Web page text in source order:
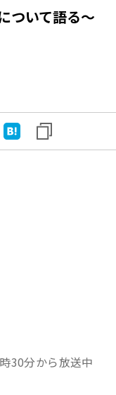
ついて語る～
30分から放送中